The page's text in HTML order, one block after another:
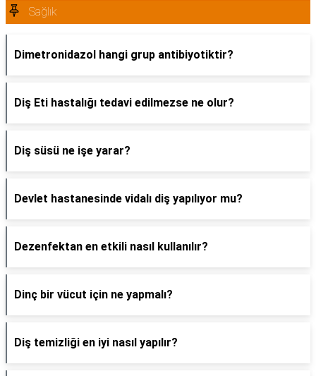
Sağlık
Dimetronidazol hangi grup antibiyotiktir?
Diş Eti hastalığı tedavi edilmezse ne olur?
Diş süsü ne işe yarar?
Devlet hastanesinde vidalı diş yapılıyor mu?
Dezenfektan en etkili nasıl kullanılır?
Dinç bir vücut için ne yapmalı?
Diş temizliği en iyi nasıl yapılır?